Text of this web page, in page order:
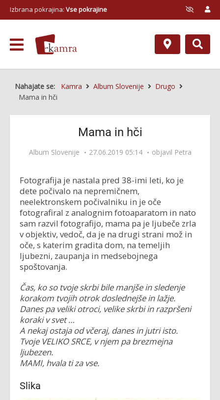
Izbrana pokrajina: Vse pokrajine
Nahajate se: Kamra Album Slovenije
Drugo
Mama in hči
Mama in hči
Album Slovenije 27.06.2019 05:14 objavil Petra
Fotografija je nastala pred 38-imi leti, ko je
dete počivalo na nepremičnem,
neelektronskem počivalniku in je oče
fotografiral z analognim fotoaparatom in nato
sam razvil fotografijo, mama pa je ljubeče zrla
v objektiv, vedoč, da je na drugi strani mož in
oče, s katerim gradita dom, na temeljih
ljubezni, zaupanja in medsebojnega
spoštovanja.
Čas, ko so tvoje skrbi bile manjše in sledenje
korakom tvojih otrok doslednejše in lažje.
Danes pa veliki otroci, velike skrbi in razpršeni
koraki v svet …
A nekaj ostaja od včeraj, danes in jutri isto.
Tvoje VELIKO SRCE, v njem pa brezmejna
ljubezen.
MAMI, hvala ti za vse.
Slika